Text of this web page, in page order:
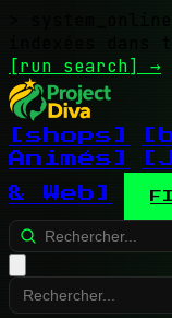
indexées dans
[run search] →
[shops]
Animés]
& Web]